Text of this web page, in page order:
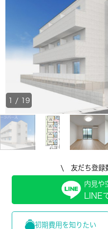
1 / 19
\ 友だち登録
内見や
LINE
初期費用を知りたい